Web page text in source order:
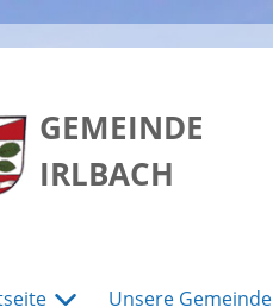
GEMEINDE
IRLBACH
Unsere Gemeinde